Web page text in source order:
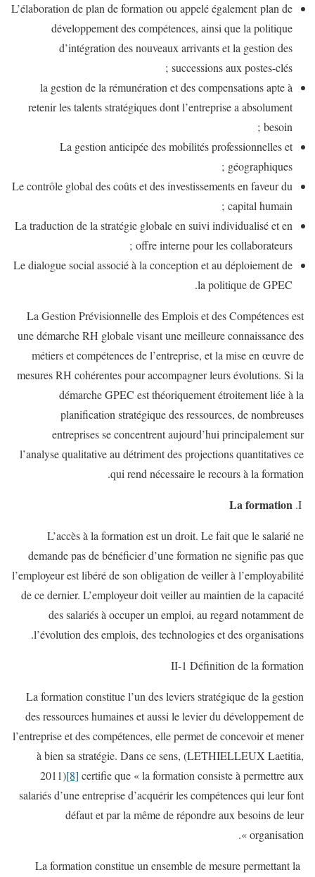
L’élaboration de plan de formation ou appelé également plan de
développement des compétences, ainsi que la politique
d’intégration des nouveaux arrivants et la gestion des
successions aux postes-clés ;
la gestion de la rémunération et des compensations apte à
retenir les talents stratégiques dont l’entreprise a absolument
besoin ;
La gestion anticipée des mobilités professionnelles et
géographiques ;
Le contrôle global des coûts et des investissements en faveur du
capital humain ;
La traduction de la stratégie globale en suivi individualisé et en
offre interne pour les collaborateurs ;
Le dialogue social associé à la conception et au déploiement de
la politique de GPEC.
La Gestion Prévisionnelle des Emplois et des Compétences est
une démarche RH globale visant une meilleure connaissance des
métiers et compétences de l’entreprise, et la mise en œuvre de
mesures RH cohérentes pour accompagner leurs évolutions. Si la
démarche GPEC est théoriquement étroitement liée à la
planification stratégique des ressources, de nombreuses
entreprises se concentrent aujourd’hui principalement sur
l’analyse qualitative au détriment des projections quantitatives ce
qui rend nécessaire le recours à la formation.
La formation
L’accès à la formation est un droit. Le fait que le salarié ne
demande pas de bénéficier d’une formation ne signifie pas que
l’employeur est libéré de son obligation de veiller à l’employabilité
de ce dernier. L’employeur doit veiller au maintien de la capacité
des salariés à occuper un emploi, au regard notamment de
l’évolution des emplois, des technologies et des organisations.
II-1 Définition de la formation
La formation constitue l’un des leviers stratégique de la gestion
des ressources humaines et aussi le levier du développement de
l’entreprise et des compétences, elle permet de concevoir et mener
à bien sa stratégie. Dans ce sens, (LETHIELLEUX Laetitia,
2011)[8] certifie que « la formation consiste à permettre aux
salariés d’une entreprise d’acquérir les compétences qui leur font
défaut et par la même de répondre aux besoins de leur
organisation ».